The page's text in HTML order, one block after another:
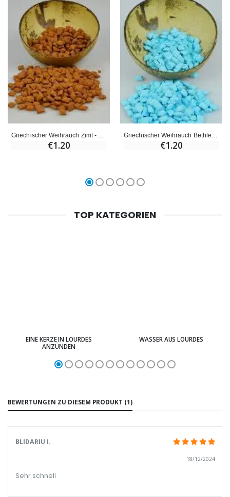
€1.20 €1.20
TOP KATEGORIEN
EINE KERZE IN LOURDES
ANZÜNDEN
WASSER AUS LOURDES
BEWERTUNGEN ZU DIESEM PRODUKT (1)
BLIDARIU I.
18/12/2024
Sehr schnell